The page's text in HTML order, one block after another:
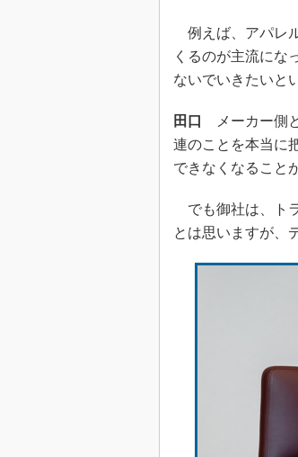
例えば、アパレ
くるのが主流にな
ないでいきたいと
田口
メーカー側
連のことを本当に
できなくなること
でも御社は、ト
とは思いますが、